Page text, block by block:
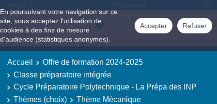
En poursuivant votre navigation sur ce
site, vous acceptez l'utilisation de
cookies à des fins de mesure
d'audience (statistiques anonymes).
Accepter Refuser
Aller à
Accueil
Offre de formation 2024-2025
Classe préparatoire intégrée
Cycle Préparatoire Polytechnique - La Prépa des INP
Thèmes (choix)
Thème Mécanique